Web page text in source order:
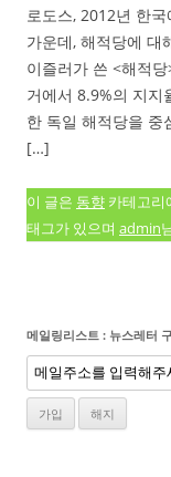
로도스, 2012년 한
가운데, 해적당에 대
이즐러가 쓴 <해적
거에서 8.9%의 지지
한 독일 해적당을 중
[…]
이 글은 동향 카테고리
태그가 있으며 admin
메일링리스트 : 뉴스레터